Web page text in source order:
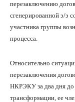
перезаключению
сгенерированной э/э
участника группы
процесса.
Относительно
перезаключения
НКРЭКУ за два дня до
трансформации, ее